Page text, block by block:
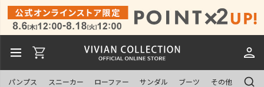
パンプス スニーカー ローファー サンダル ブーツ その他